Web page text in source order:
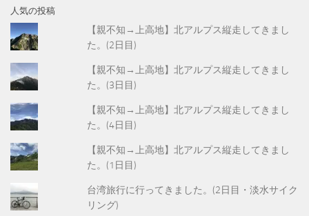
人気の投稿
【親不知→上高地】北アルプス縦走してきまし
た。(2日目)
【親不知→上高地】北アルプス縦走してきまし
た。(3日目)
【親不知→上高地】北アルプス縦走してきまし
た。(4日目)
【親不知→上高地】北アルプス縦走してきまし
た。(1日目)
台湾旅行に行ってきました。(2日目・淡水サイク
リング)